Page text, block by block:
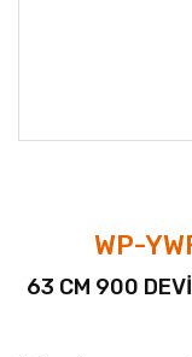
WP-
63 CM 900